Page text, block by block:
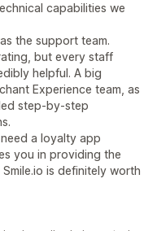
capabilities we
the support team.
but every staff
helpful. A big
Experience team, as
step-by-step
a loyalty app
you in providing the
is definitely worth